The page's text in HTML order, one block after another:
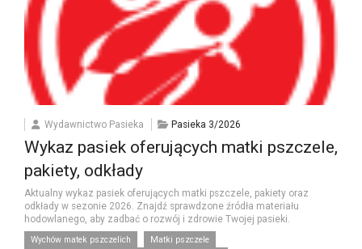
Wydawnictwo Pasieka Pasieka 3/2026
Wykaz pasiek oferujących matki pszczele,
pakiety, odkłady
Aktualny wykaz pasiek oferujących matki pszczele, pakiety oraz
odkłady w sezonie 2026. Znajdź sprawdzone źródła materiału
hodowlanego, aby zadbać o rozwój i zdrowie Twojej pasieki.
Wychów matek pszczelich
Matki pszczele